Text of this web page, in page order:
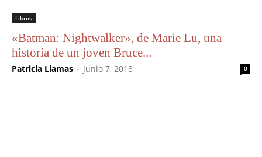
Libros
«Batman: Nightwalker», de Marie Lu, una
historia de un joven Bruce...
Patricia Llamas - junio 7, 2018 0